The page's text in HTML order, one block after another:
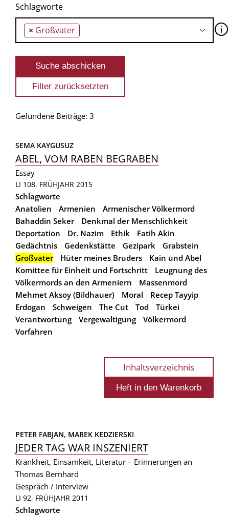
Schlagworte
× Großvater 🛈
Gefundene Beiträge: 3
SEMA KAYGUSUZ
ABEL, VOM RABEN BEGRABEN
Essay
LI 108, FRÜHJAHR 2015
Schlagworte
Anatolien
Armenien
Armenischer Völkermord
Bahaddin Seker
Denkmal der Menschlichkeit
Deportation
Dr. Nazim Ethik
Fatih Akin
Gedächtnis
Gedenkstätte Gezipark
Grabstein
Großvater
Hüter meines Bruders
Kain und Abel
Komittee für Einheit und Fortschritt
Leugnung des
Völkermords an den Armeniern
Massenmord
Mehmet Aksoy (Bildhauer)
Moral
Recep Tayyip
Erdogan
Schweigen The Cut Tod
Türkei
Verantwortung
Vergewaltigung
Völkermord
Vorfahren
Inhaltsverzeichnis
PETER FABJAN, MAREK KEDZIERSKI
JEDER TAG WAR INSZENIERT
Krankheit, Einsamkeit, Literatur – Erinnerungen an
Thomas Bernhard
Gespräch / Interview
LI 92, FRÜHJAHR 2011
Schlagworte